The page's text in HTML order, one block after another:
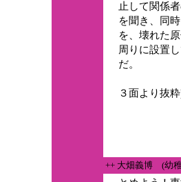
止して関係
を聞き、同
を、壊れた
周りに設置
だ。
３面より抜
++ 大畑義博 (幼